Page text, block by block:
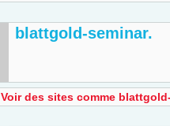
blattgold-seminar.
Voir des sites comme